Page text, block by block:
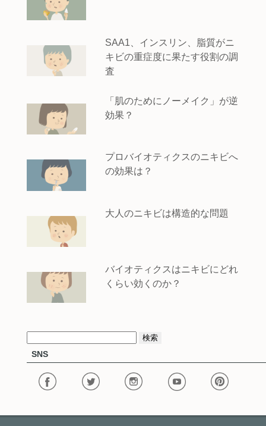
SAA1、インスリン、脂質がニ
キビの重症度に果たす役割の調
査
「肌のためにノーメイク」が逆
効果？
プロバイオティクスのニキビへ
の効果は？
大人のニキビは構造的な問題
バイオティクスはニキビにどれ
くらい効くのか？
索:SNS